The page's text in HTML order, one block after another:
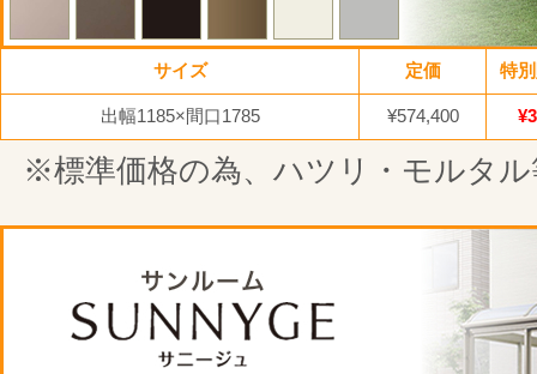
サイズ 定価 特
出幅1185×間口1785 ¥574,400
※標準価格の為、ハツリ・モルタ